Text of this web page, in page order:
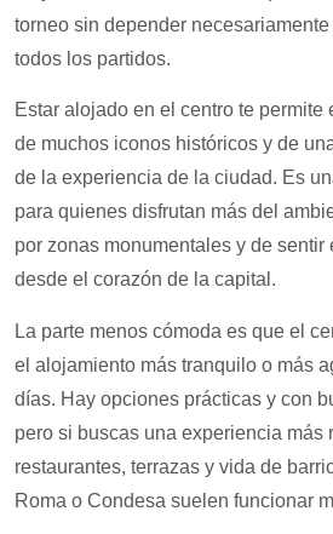
torneo sin depender
todos los partidos.
Estar alojado en el centro te permite
de muchos iconos históricos y de
de la experiencia de la ciudad. Es
para quienes disfrutan más del
por zonas monumentales y de sentir
desde el corazón de la capital.
La parte menos cómoda es que el
el alojamiento más tranquilo o más
días. Hay opciones prácticas y con
pero si buscas una experiencia más
restaurantes, terrazas y vida de
Roma o Condesa suelen funcionar